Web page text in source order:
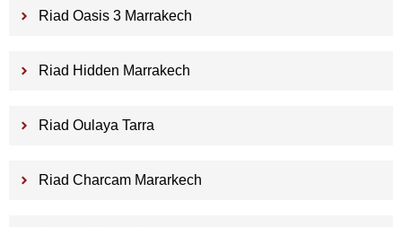
Riad Oasis 3 Marrakech
Riad Hidden Marrakech
Riad Oulaya Tarra
Riad Charcam Mararkech